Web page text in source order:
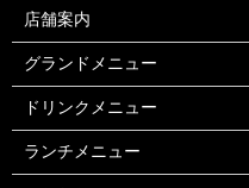
店舗案内
グランドメニュー
ドリンクメニュー
ランチメニュー